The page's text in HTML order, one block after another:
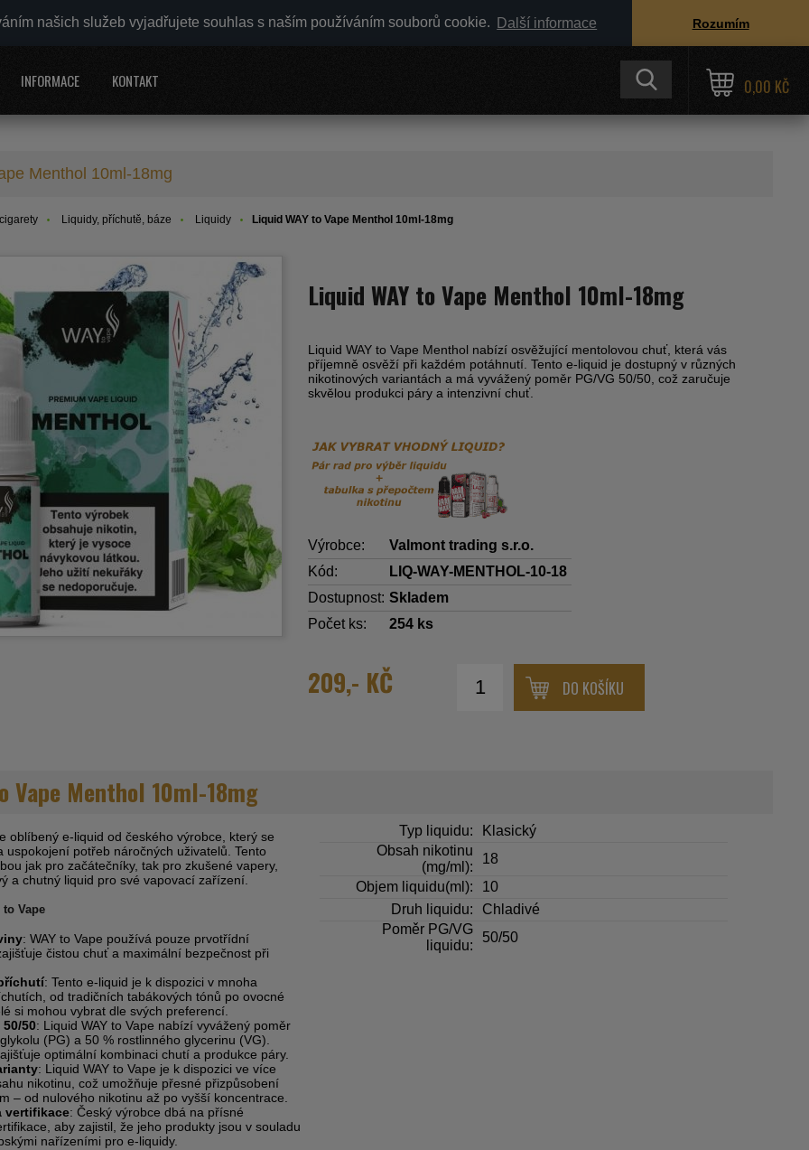
našich služeb vyjadřujete souhlas s naším používáním souborů cookie. Další informace Rozumím
INFORMACE KONTAKT 0,00 KČ
Menthol 10ml-18mg
Liquidy, příchutě, báze Liquidy Liquid WAY to Vape Menthol 10ml-18mg
Liquid WAY to Vape Menthol 10ml-18mg
Liquid WAY to Vape Menthol nabízí osvěžující mentolovou chuť, která vás
příjemně osvěží při každém potáhnutí. Tento e-liquid je dostupný v různých
nikotinových variantách a má vyvážený poměr PG/VG 50/50, což zaručuje
skvělou produkci páry a intenzivní chuť.
Výrobce:
Valmont trading s.r.o.
Kód:
LIQ-WAY-MENTHOL-10-18
Dostupnost: Skladem
Počet ks:
254 ks
209,- KČ DO KOŠÍKU
Vape Menthol 10ml-18mg
oblíbený e-liquid od českého výrobce, který se
uspokojení potřeb náročných uživatelů. Tento
jak pro začátečníky, tak pro zkušené vapery,
a chutný liquid pro své vapovací zařízení.
Vape
: WAY to Vape používá pouze prvotřídní
čistou chuť a maximální bezpečnost při
: Tento e-liquid je k dispozici v mnoha
od tradičních tabákových tónů po ovocné
si mohou vybrat dle svých preferencí.
50/50: Liquid WAY to Vape nabízí vyvážený poměr
(PG) a 50 % rostlinného glycerinu (VG).
optimální kombinaci chutí a produkce páry.
: Liquid WAY to Vape je k dispozici ve více
nikotinu, což umožňuje přesné přizpůsobení
– od nulového nikotinu až po vyšší koncentrace.
vertifikace: Český výrobce dbá na přísné
aby zajistil, že jeho produkty jsou v souladu
nařízeními pro e-liquidy.
Typ liquidu:
Klasický
Obsah nikotinu
(mg/ml):
18
Objem liquidu(ml):
10
Druh liquidu:
Chladivé
Poměr PG/VG
liquidu:
50/50